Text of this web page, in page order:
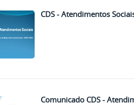
CDS - Atendimentos
Comunicado CDS -